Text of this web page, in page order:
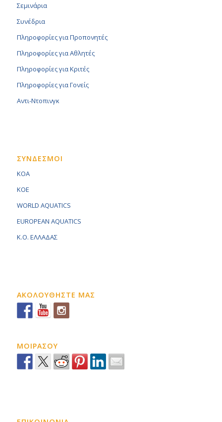
Σεμινάρια
Συνέδρια
Πληροφορίες για Προπονητές
Πληροφορίες για Αθλητές
Πληροφορίες για Κριτές
Πληροφορίες για Γονείς
Αντι-Ντοπινγκ
ΣΥΝΔΕΣΜΟΙ
KOA
KOE
WORLD AQUATICS
EUROPEAN AQUATICS
K.O. ΕΛΛΑΔΑΣ
ΑΚΟΛΟΥΘΗΣΤΕ ΜΑΣ
ΜΟΙΡΑΣΟΥ